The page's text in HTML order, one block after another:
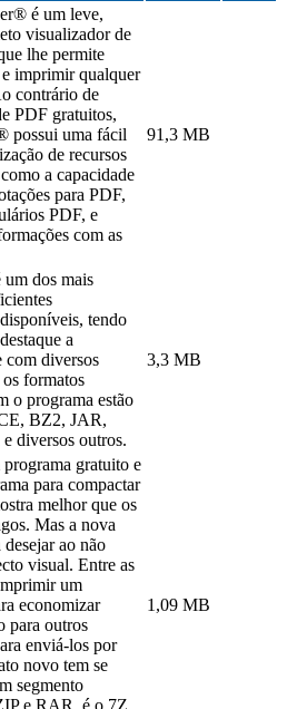
é um leve,
visualizador de
lhe permite
imprimir qualquer
contrário de
PDF gratuitos,
possui uma fácil
de recursos
a capacidade
para PDF,
PDF, e
com as
91,3 MB
dos mais
tendo
a
com diversos
formatos
o programa estão
BZ2, JAR,
diversos outros.
3,3 MB
gratuito e
para compactar
melhor que os
Mas a nova
ao não
visual. Entre as
um
economizar
para outros
enviá-los por
novo tem se
segmento
e RAR, é o 7Z,
1,09 MB